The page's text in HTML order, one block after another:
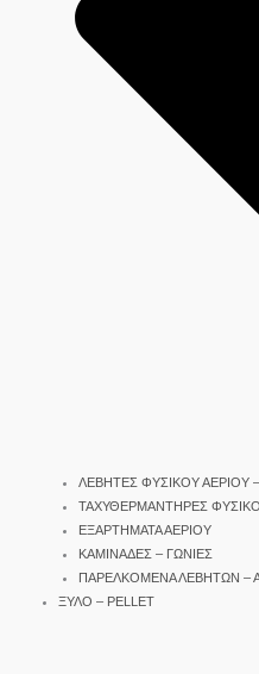
ΛΕΒΗΤΕΣ ΦΥΣΙΚΟΥ ΑΕΡΙΟΥ
ΤΑΧΥΘΕΡΜΑΝΤΗΡΕΣ
ΕΞΑΡΤΗΜΑΤΑ ΑΕΡΙΟΥ
ΚΑΜΙΝΑΔΕΣ – ΓΩΝΙΕΣ
ΠΑΡΕΛΚΟΜΕΝΑ ΛΕΒΗΤΩΝ –
ΞΥΛΟ – PELLET